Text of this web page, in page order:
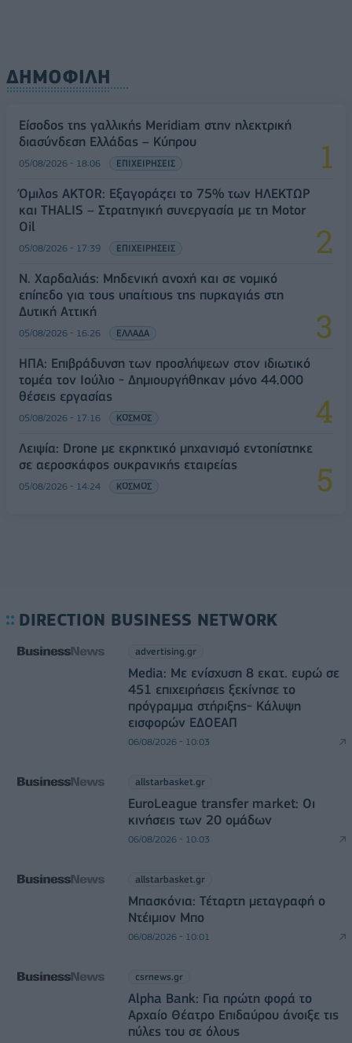
ΔΗΜΟΦΙΛΗ
Είσοδος της γαλλικής Meridiam στην ηλεκτρική
διασύνδεση Ελλάδας – Κύπρου
05/08/2026 - 18:06 ΕΠΙΧΕΙΡΗΣΕΙΣ
Όμιλος AKTOR: Εξαγοράζει το 75% των ΗΛΕΚΤΩΡ
και THALIS – Στρατηγική συνεργασία με τη Motor
Oil
05/08/2026 - 17:39 ΕΠΙΧΕΙΡΗΣΕΙΣ
Ν. Χαρδαλιάς: Μηδενική ανοχή και σε νομικό
επίπεδο για τους υπαίτιους της πυρκαγιάς στη
Δυτική Αττική
05/08/2026 - 16:26 ΕΛΛΑΔΑ
ΗΠΑ: Επιβράδυνση των προσλήψεων στον ιδιωτικό
τομέα τον Ιούλιο - Δημιουργήθηκαν μόνο 44.000
θέσεις εργασίας
05/08/2026 - 17:16 ΚΟΣΜΟΣ
Λειψία: Drone με εκρηκτικό μηχανισμό εντοπίστηκε
σε αεροσκάφος ουκρανικής εταιρείας
05/08/2026 - 14:24 ΚΟΣΜΟΣ
DIRECTION BUSINESS NETWORK
advertising.gr
Media: Με ενίσχυση 8 εκατ. ευρώ σε
451 επιχειρήσεις ξεκίνησε το
πρόγραμμα στήριξης- Κάλυψη
εισφορών ΕΔΟΕΑΠ
06/08/2026 - 10:03
allstarbasket.gr
EuroLeague transfer market: Οι
κινήσεις των 20 ομάδων
06/08/2026 - 10:03
allstarbasket.gr
Μπασκόνια: Τέταρτη μεταγραφή ο
Ντέιμιον Μπο
06/08/2026 - 10:01
csrnews.gr
Alpha Bank: Για πρώτη φορά το
Αρχαίο Θέατρο Επιδαύρου άνοιξε τις
πύλες του σε όλους